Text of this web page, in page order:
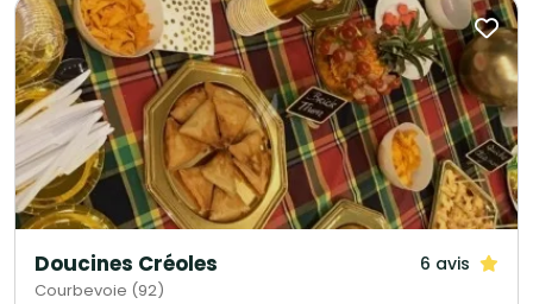
notre équipe met son expertise et sa passion au service de vos plus
beaux moments.
Doucines Créoles 6 avis
Courbevoie (92)